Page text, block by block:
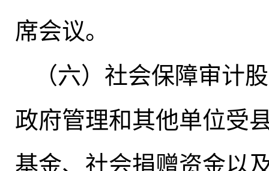
席会议。
（六）社会保障审计股
政府管理和其他单位受
基金、社会捐赠资金以